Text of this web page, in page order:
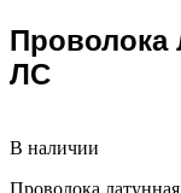
Проволока
ЛС
В наличии
Проволока